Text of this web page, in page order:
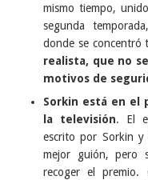
mismo tiempo,
segunda
donde se concentró
realista, que no
motivos de
Sorkin está en el
la televisión. El
escrito por Sorkin y
mejor guión, pero
recoger el premio.